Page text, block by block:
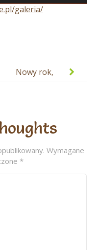
galeria/
Nowy rok,
Wymagane
*